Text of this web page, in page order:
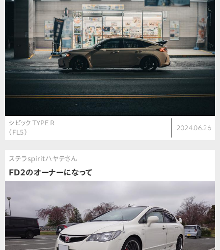
シビック TYPE R
（FL5）
2024.06.26
ステラspiritハヤテさん
FD2のオーナーになって